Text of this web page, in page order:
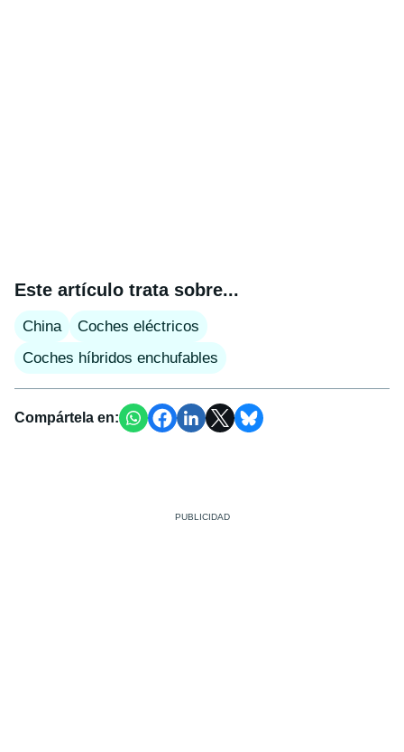
Este artículo trata sobre...
China
Coches eléctricos
Coches híbridos enchufables
Compártela en: